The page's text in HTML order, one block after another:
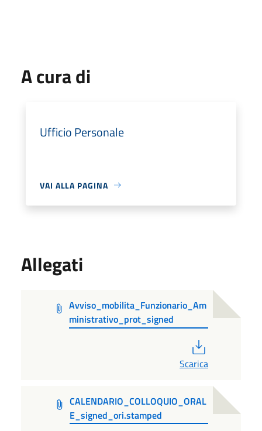
A cura di
Ufficio Personale
VAI ALLA PAGINA
Allegati
Avviso_mobilita_Funzionario_Am
ministrativo_prot_signed
Scarica
CALENDARIO_COLLOQUIO_ORAL
E_signed_ori.stamped